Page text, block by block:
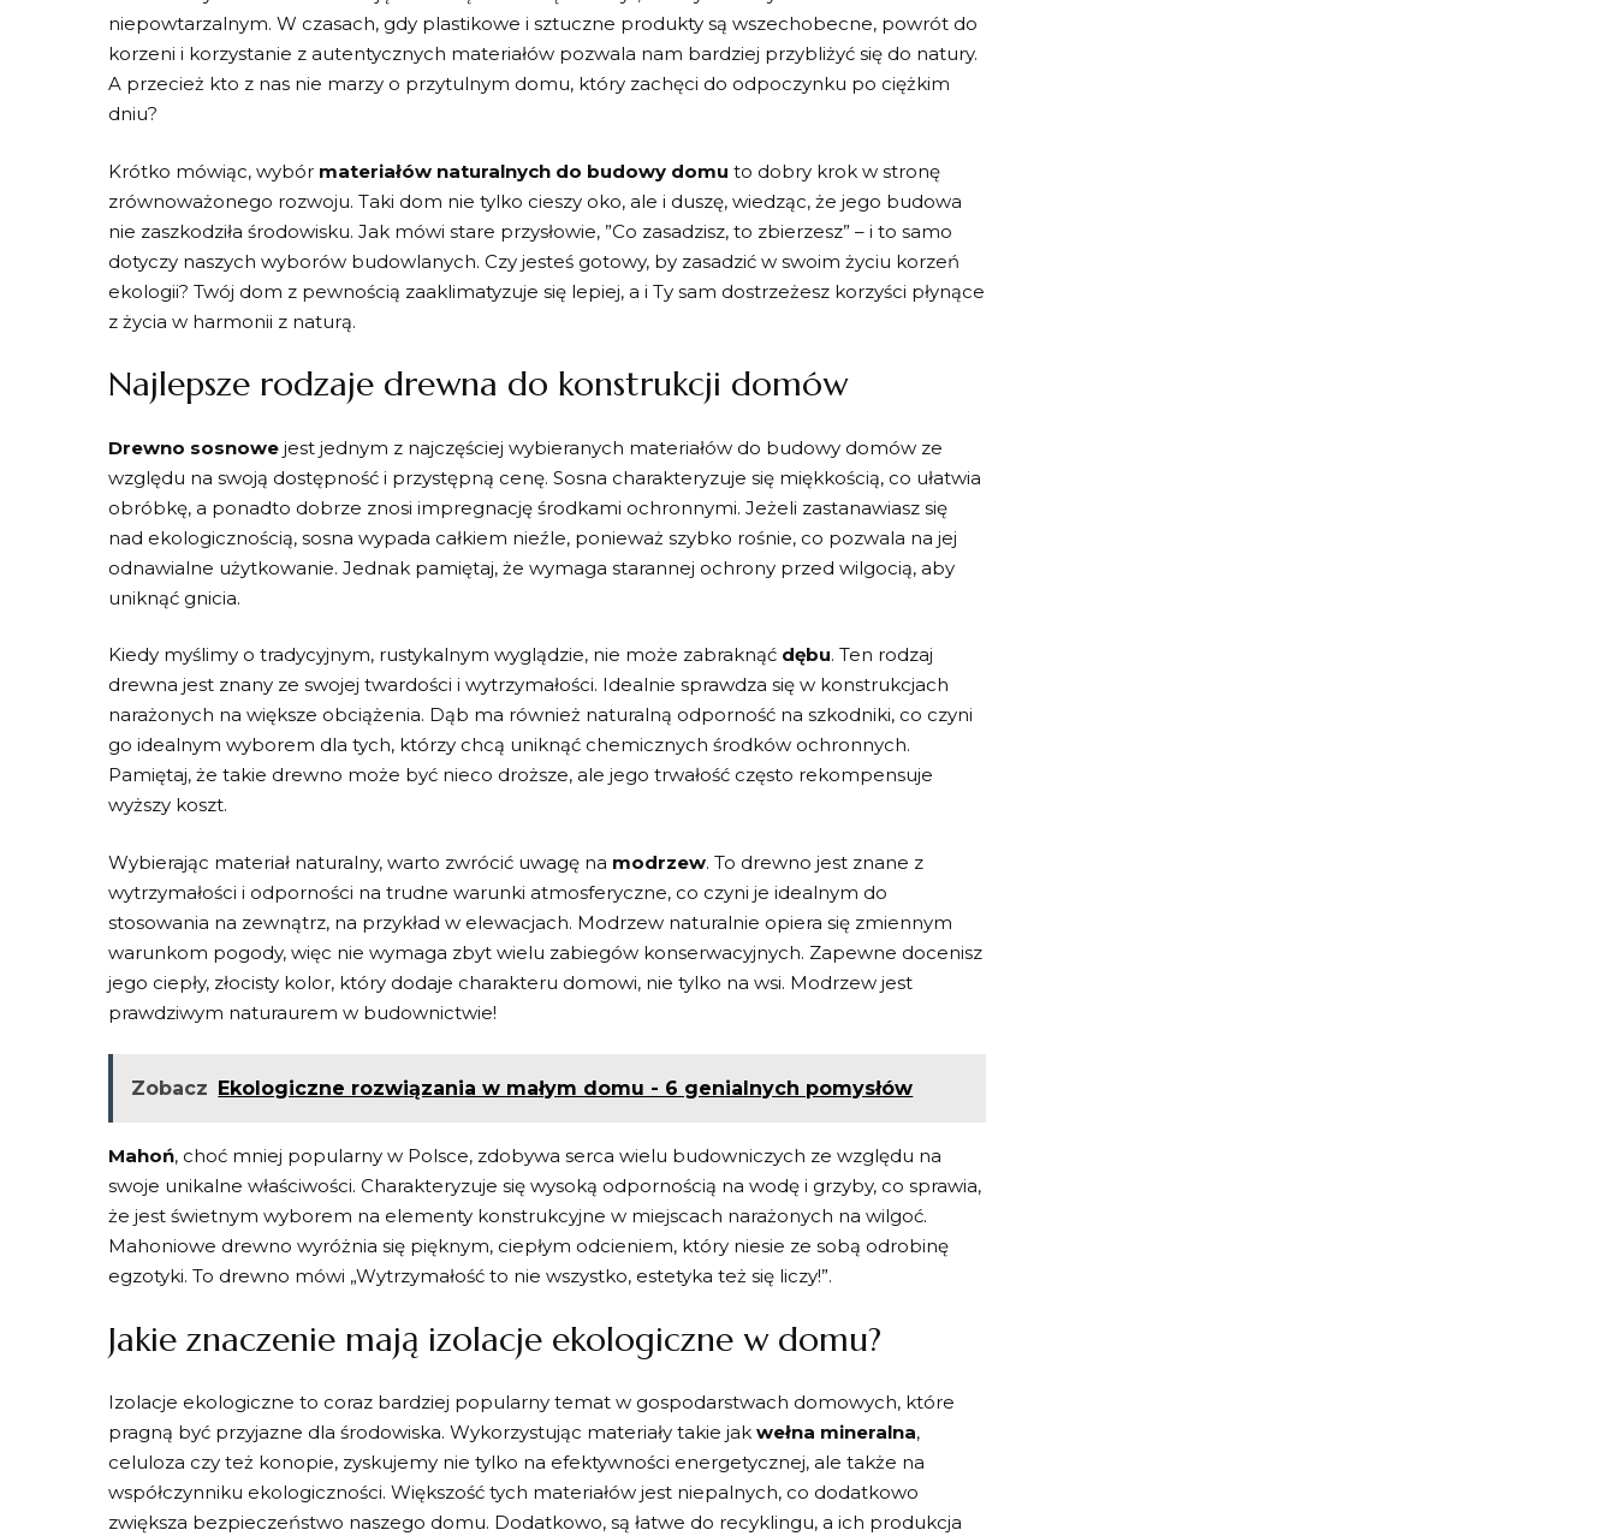
niepowtarzalnym. W czasach, gdy plastikowe i sztuczne produkty są wszechobecne, powrót do
korzeni i⁤ korzystanie z autentycznych materiałów pozwala nam bardziej przybliżyć się do ⁣natury.
⁢A przecież kto z nas nie marzy o przytulnym domu, który zachęci do odpoczynku po ciężkim
dniu?
Krótko mówiąc, wybór materiałów naturalnych do budowy ⁣domu to dobry krok w stronę
zrównoważonego rozwoju. ​Taki dom nie tylko cieszy oko, ale i duszę, wiedząc, że jego budowa
nie zaszkodziła środowisku.⁣ Jak mówi stare przysłowie, ‍”Co​ zasadzisz, to zbierzesz” ⁢– i​ to samo
dotyczy naszych wyborów budowlanych. Czy​ jesteś ⁣gotowy, by zasadzić w swoim życiu korzeń
ekologii? Twój dom z pewnością zaaklimatyzuje się‍ lepiej, a i⁢ Ty sam dostrzeżesz korzyści płynące
z życia w harmonii⁢ z naturą.
Najlepsze rodzaje drewna​ do konstrukcji domów
Drewno⁢ sosnowe jest jednym z​ najczęściej wybieranych ‍materiałów⁤ do budowy domów ze
względu na swoją dostępność ⁢i przystępną cenę. Sosna charakteryzuje się miękkością, co ułatwia
obróbkę, a ponadto dobrze znosi impregnację ⁣środkami ochronnymi. Jeżeli zastanawiasz się
nad ekologicznością, ⁣sosna‍ wypada całkiem nieźle, ponieważ ​szybko rośnie, co pozwala na jej
odnawialne użytkowanie. ‌Jednak⁢ pamiętaj, że wymaga starannej ochrony​ przed ⁤wilgocią,‌ aby
uniknąć gnicia.
Kiedy myślimy o tradycyjnym, rustykalnym wyglądzie, nie może zabraknąć dębu. Ten⁢ rodzaj
drewna jest znany ze swojej twardości i wytrzymałości. Idealnie sprawdza się w konstrukcjach
narażonych na⁣ większe obciążenia. Dąb ma również naturalną⁣ odporność na szkodniki, co czyni
go idealnym wyborem dla tych, ⁣którzy chcą uniknąć chemicznych środków ochronnych.
Pamiętaj, że takie‍ drewno może być nieco droższe, ale ⁣jego trwałość często rekompensuje
wyższy ‌koszt.
Wybierając materiał naturalny, warto ​zwrócić uwagę ‌na modrzew. To drewno jest znane z
wytrzymałości i odporności na trudne warunki atmosferyczne, co czyni je idealnym do
stosowania na zewnątrz, na przykład w elewacjach. Modrzew naturalnie opiera się zmiennym
warunkom pogody, więc nie wymaga zbyt‍ wielu zabiegów konserwacyjnych. Zapewne docenisz
jego ciepły, złocisty kolor, który dodaje charakteru domowi,⁣ nie tylko na wsi. Modrzew jest
prawdziwym naturaurem w budownictwie!
Zobacz Ekologiczne rozwiązania w małym domu - 6 genialnych pomysłów
Mahoń, choć mniej ‍popularny w Polsce, zdobywa serca wielu budowniczych ze względu na
swoje‍ unikalne właściwości. Charakteryzuje się wysoką odpornością na wodę i grzyby, co sprawia,
‍że⁢ jest świetnym wyborem na elementy konstrukcyjne w miejscach narażonych na wilgoć.
Mahoniowe drewno⁢ wyróżnia się pięknym, ciepłym odcieniem,⁢ który niesie ze ‍sobą ​odrobinę
egzotyki. ⁢To drewno mówi „Wytrzymałość to nie wszystko, estetyka też się liczy!”.
Jakie znaczenie mają izolacje ekologiczne ‍w domu?
Izolacje ekologiczne to coraz bardziej popularny temat w gospodarstwach domowych, które
pragną być przyjazne dla środowiska. Wykorzystując materiały takie jakwełna mineralna,
celuloza czy też konopie, zyskujemy nie tylko na efektywności energetycznej, ale​ także na
współczynniku‌ ekologiczności. ‍Większość tych materiałów jest niepalnych, co dodatkowo
zwiększa bezpieczeństwo naszego domu. Dodatkowo,​ są łatwe ‌do recyklingu, a ich produkcja